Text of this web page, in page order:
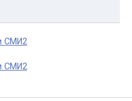
СМИ2
СМИ2